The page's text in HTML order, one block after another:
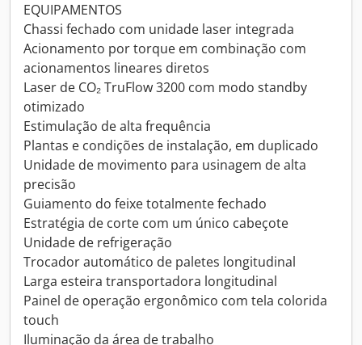
EQUIPAMENTOS
Chassi fechado com unidade laser integrada
Acionamento por torque em combinação com
acionamentos lineares diretos
Laser de CO₂ TruFlow 3200 com modo standby
otimizado
Estimulação de alta frequência
Plantas e condições de instalação, em duplicado
Unidade de movimento para usinagem de alta
precisão
Guiamento do feixe totalmente fechado
Estratégia de corte com um único cabeçote
Unidade de refrigeração
Trocador automático de paletes longitudinal
Larga esteira transportadora longitudinal
Painel de operação ergonômico com tela colorida
touch
Iluminação da área de trabalho